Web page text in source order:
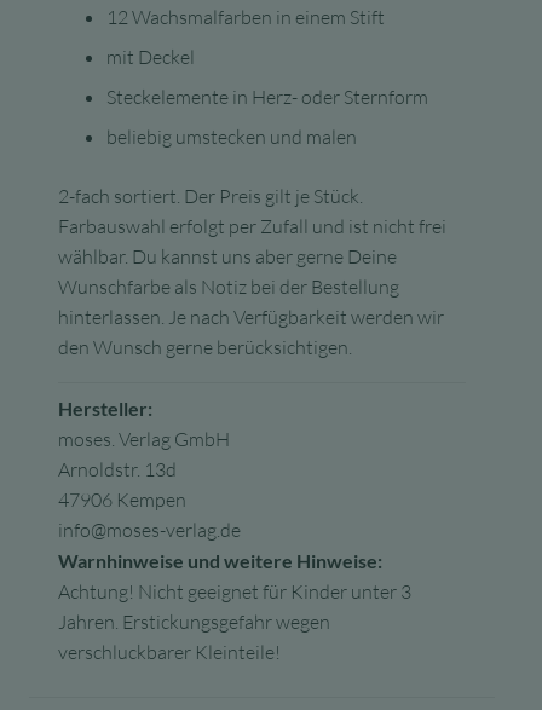
12 Wachsmalfarben in einem Stift
mit Deckel
Steckelemente in Herz- oder Sternform
beliebig umstecken und malen
2-fach sortiert. Der Preis gilt je Stück.
Farbauswahl erfolgt per Zufall und ist nicht frei
wählbar. Du kannst uns aber gerne Deine
Wunschfarbe als Notiz bei der Bestellung
hinterlassen. Je nach Verfügbarkeit werden wir
den Wunsch gerne berücksichtigen.
Hersteller:
moses. Verlag GmbH
Arnoldstr. 13d
47906 Kempen
info@moses-verlag.de
Warnhinweise und weitere Hinweise:
Achtung! Nicht geeignet für Kinder unter 3
Jahren. Erstickungsgefahr wegen
verschluckbarer Kleinteile!